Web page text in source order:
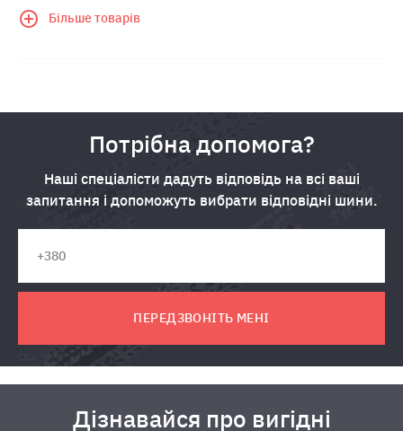
Більше товарів
Потрібна допомога?
Наші спеціалісти дадуть відповідь на всі ваші
запитання і допоможуть вибрати відповідні шини.
ПЕРЕДЗВОНІТЬ МЕНІ
Дізнавайся про вигідні